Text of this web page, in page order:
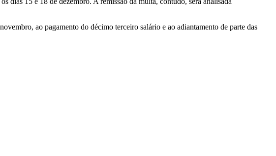
ao pagamento do décimo terceiro salário e ao adiantamento de parte das